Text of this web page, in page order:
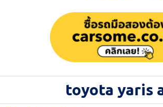
toyota yaris